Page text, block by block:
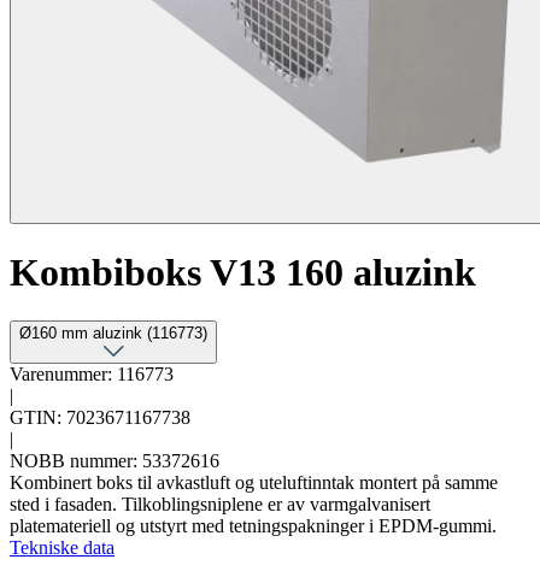
Kombiboks V13 160 aluzink
Ø160 mm aluzink (116773)
Varenummer: 116773
|
GTIN: 7023671167738
|
NOBB nummer: 53372616
Kombinert boks til avkastluft og uteluftinntak montert på samme
sted i fasaden. Tilkoblingsniplene er av varmgalvanisert
platemateriell og utstyrt med tetningspakninger i EPDM-gummi.
Tekniske data